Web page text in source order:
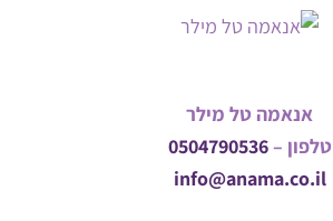
אנאמה טל מילר
טלפון –0504790536
info@anama.co.il